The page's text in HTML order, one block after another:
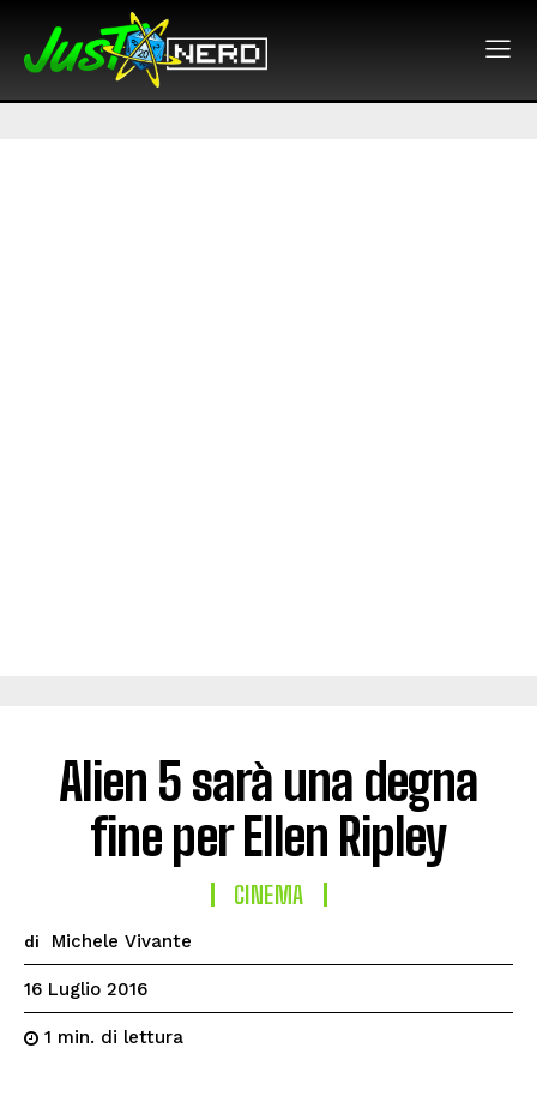
Alien 5 sarà una degna
fine per Ellen Ripley
CINEMA
di Michele Vivante
16 Luglio 2016
1 min. di lettura